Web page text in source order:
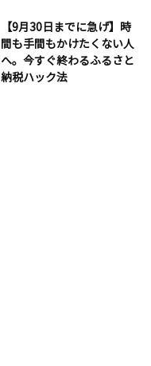
【9月30日までに急げ】時
間も手間もかけたくない人
へ。今すぐ終わるふるさと
納税ハック法